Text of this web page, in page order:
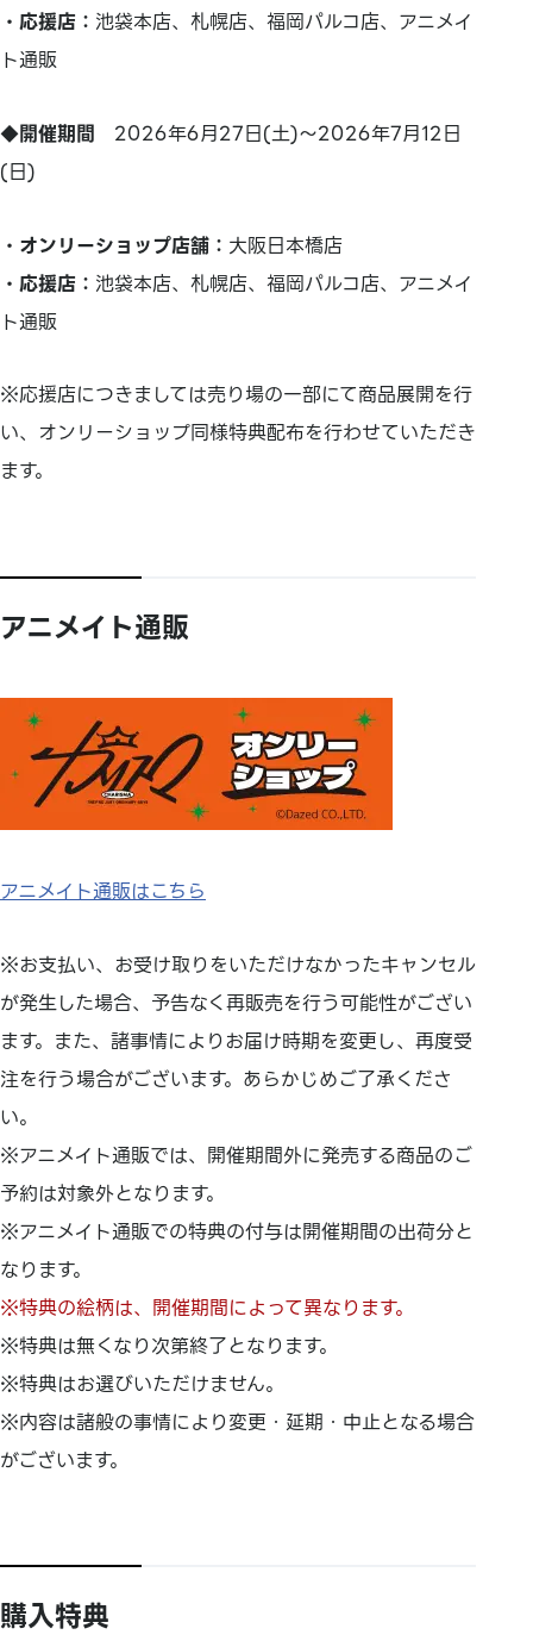
・応援店： 池袋本店、札幌店、福岡パルコ店、アニメイ
ト通販
◆開催期間 2026年6月27日(土)～2026年7月12日
(日)
・オンリーショップ店舗： 大阪日本橋店
・応援店： 池袋本店、札幌店、福岡パルコ店、アニメイ
ト通販
※応援店につきましては売り場の一部にて商品展開を行
い、オンリーショップ同様特典配布を行わせていただき
ます。
アニメイト通販
アニメイト通販はこちら
※お支払い、お受け取りをいただけなかったキャンセル
が発生した場合、予告なく再販売を行う可能性がござい
ます。また、諸事情によりお届け時期を変更し、再度受
注を行う場合がございます。あらかじめご了承くださ
い。
※アニメイト通販では、開催期間外に発売する商品のご
予約は対象外となります。
※アニメイト通販での特典の付与は開催期間の出荷分と
なります。
※特典の絵柄は、開催期間によって異なります。
※特典は無くなり次第終了となります。
※特典はお選びいただけません。
※内容は諸般の事情により変更・延期・中止となる場合
がございます。
購入特典